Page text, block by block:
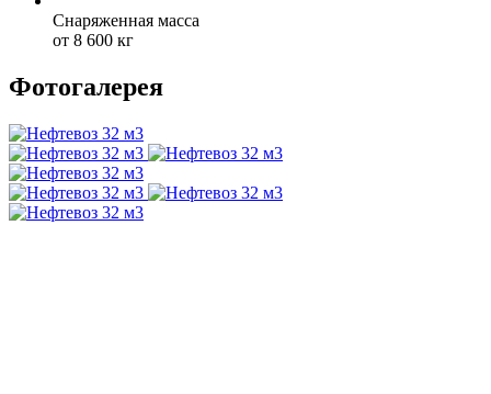
Снаряженная масса
от 8 600 кг
Фотогалерея